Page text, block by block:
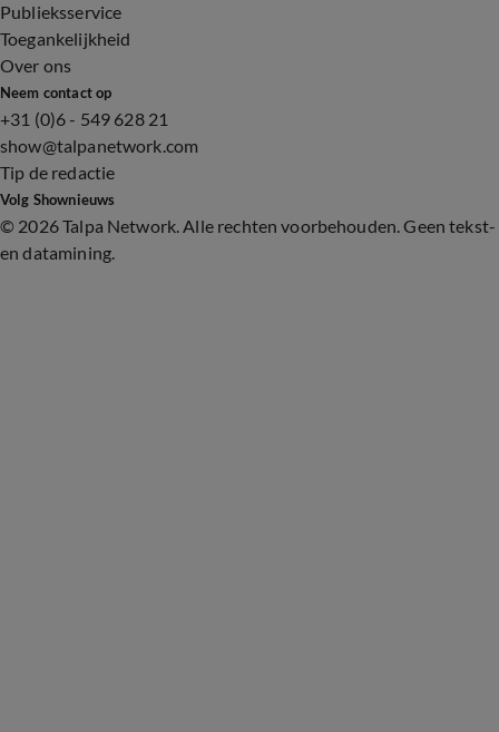
Publieksservice
Toegankelijkheid
Over ons
Neem contact op
+31 (0)6 - 549 628 21
show@talpanetwork.com
Tip de redactie
Volg Shownieuws
© 2026 Talpa Network. Alle rechten voorbehouden. Geen tekst-
en datamining.